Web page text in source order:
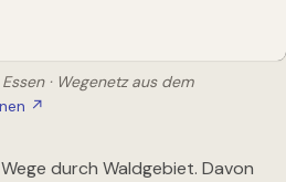
· Wegenetz aus dem
↗
Wege durch Waldgebiet. Davon